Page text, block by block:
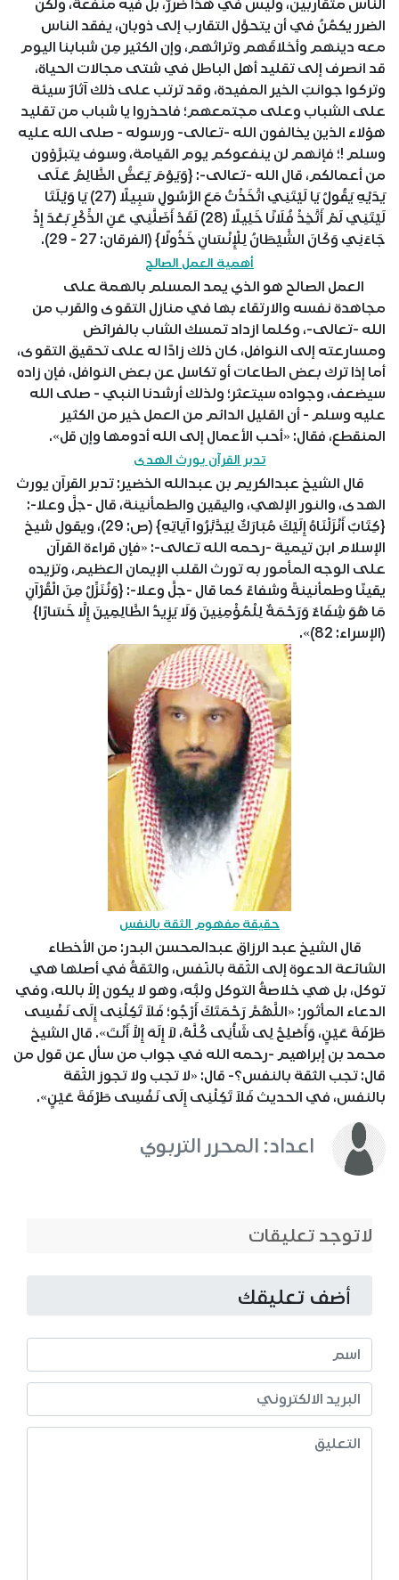
الناس متقاربين، وليس في هذا ضررٌ، بل فيه منفعةٌ، ولكن
الضرر يكمُنُ في أن يتحوَّل التقارب إلى ذوبان، يفقد الناس
معه دينهم وأخلاقَهم وتراثهم، وإن الكثير مِن شبابنا اليوم
قد انصرف إلى تقليد أهل الباطل في شتى مجالات الحياة،
وتركوا جوانبَ الخير المفيدة، وقد ترتب على ذلك آثارٌ سيئة
على الشباب وعلى مجتمعهم؛ فاحذروا يا شباب من تقليد
هؤلاء الذين يخالفون الله -تعالى- ورسوله - صلى الله عليه
وسلم !؛ فإنهم لن ينفعوكم يوم القيامة، وسوف يتبرَّؤون
من أعمالكم، قال الله -تعالى-: {وَيَوْمَ يَعَضُّ الظَّالِمُ عَلَى
يَدَيْهِ يَقُولُ يَا لَيْتَنِي اتَّخَذْتُ مَعَ الرَّسُولِ سَبِيلًا (27) يَا وَيْلَتَا
لَيْتَنِي لَمْ أَتَّخِذْ فُلَانًا خَلِيلًا (28) لَقَدْ أَضَلَّنِي عَنِ الذِّكْرِ بَعْدَ إِذْ
جَاءَنِي وَكَانَ الشَّيْطَانُ لِلْإِنْسَانِ خَذُولًا} (الفرقان: 27 - 29).
أهمية العمل الصالح
العمل الصالح هو الذي يمد المسلم بالهمة على
مجاهدة نفسه والارتقاء بها في منازل التقوى والقرب من
الله -تعالى-، وكلما ازداد تمسك الشاب بالفرائض
ومسارعته إلى النوافل، كان ذلك زادًا له على تحقيق التقوى،
أما إذا ترك بعض الطاعات أو تكاسل عن بعض النوافل، فإن زاده
سيضعف، وجواده سيتعثر؛ ولذلك أرشدنا النبي - صلى الله
عليه وسلم - أن القليل الدائم من العمل خير من الكثير
المنقطع، فقال: «أحب الأعمال إلى الله أدومها وإن قل».
تدبر القرآن يورث الهدى
قال الشيخ عبدالكريم بن عبدالله الخضير: تدبر القرآن يورث
الهدى، والنور الإلهي، واليقين والطمأنينة، قال -جلَّ وعلا-:
{كِتَابٌ أَنْزَلْنَاهُ إِلَيْكَ مُبَارَكٌ لِيَدَّبَّرُوا آيَاتِهِ} (ص: 29)، ويقول شيخ
الإسلام ابن تيمية -رحمه الله تعالى-: «فإن قراءة القرآن
على الوجه المأمور به تورث القلب الإيمان العظيم، وتزيده
يقينًا وطمأنينةً وشفاءً كما قال -جلَّ وعلا-: {وَنُنَزِّلُ مِنَ الْقُرْآنِ
مَا هُوَ شِفَاءٌ وَرَحْمَةٌ لِلْمُؤْمِنِينَ وَلَا يَزِيدُ الظَّالِمِينَ إِلَّا خَسَارًا}
(الإسراء: 82)».
حقيقة مفهوم الثقة بالنفس
قال الشيخ عبد الرزاق عبدالمحسن البدر: من الأخطاء
الشائعة الدعوة إلى الثّقة بالنّفس، والثقةُ في أصلها هي
توكل، بل هي خلاصةُ التوكل ولبُّه، وهو لا يكون إلاّ بالله، وفي
الدعاء المأثور: «اللَّهُمَّ رَحْمَتَكَ أَرْجُو؛ فَلاَ تَكِلْنِى إِلَى نَفْسِى
طَرْفَةَ عَيْنٍ، وَأَصْلِحْ لِى شَأْنِى كُلَّهُ، لاَ إِلَهَ إِلاَّ أَنْتَ». قال الشيخ
محمد بن إبراهيم -رحمه الله في جواب من سأل عن قول من
قال: تجب الثقة بالنفس؟- قال: «لا تجب ولا تجوز الثّقة
بالنفس، في الحديث فَلاَ تَكِلْنِى إِلَى نَفْسِى طَرْفَةَ عَيْنٍ».
اعداد: المحرر التربوي
لاتوجد تعليقات
أضف تعليقك